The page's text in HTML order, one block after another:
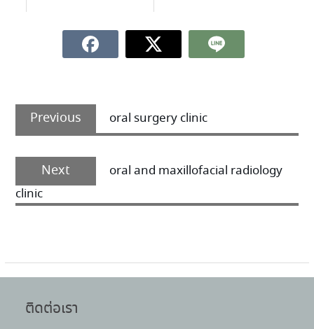
Previous oral surgery clinic
Next
oral and maxillofacial radiology
clinic
ติดต่อเรา